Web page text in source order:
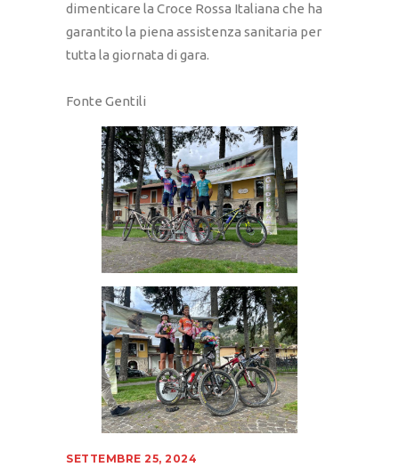
dimenticare la Croce Rossa Italiana che ha
garantito la piena assistenza sanitaria per
tutta la giornata di gara.
Fonte Gentili
SETTEMBRE 25, 2024